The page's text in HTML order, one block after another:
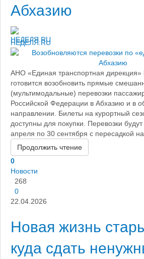
Абхазию
НЕДЕЛЯ.RU
АНО «Единая транспортная дирекция»
готовится возобновить прямые
(мультимодальные) перевозки
Российской Федерации в Абхазию и в
направлении. Билеты на курортный
доступны для покупки. Перевозки
апреля по 30 сентября с пересадкой
Продолжить чтение
0
Новости
268
0
22.04.2026
Новая жизнь
куда сдать